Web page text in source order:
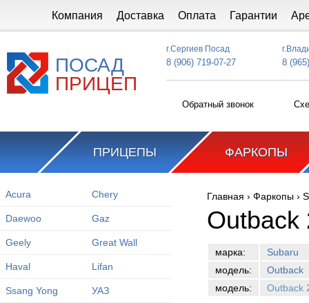
Компания Доставка Оплата Гарантии
ПОСАД
ПРИЦЕП
г.Сергиев Посад
8 (906) 719-07-27 8
Обратный звонок
ПРИЦЕПЫ ФАРКОПЫ
Acura Chery
Daewoo Gaz
Geely Great Wall
Haval Lifan
Ssang Yong УАЗ
Вы здесь
Главная › Фаркопы ›
Outback
марка:
Subaru
модель:
Outback
модель:
Outback